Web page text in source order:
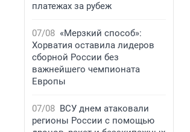
платежах за рубеж
07/08 «Мерзкий способ»:
Хорватия оставила лидеров
сборной России без
важнейшего чемпионата
Европы
07/08 ВСУ днем атаковали
регионы России с помощью